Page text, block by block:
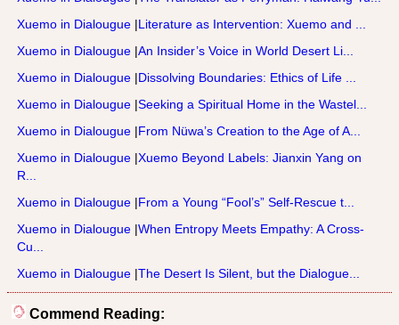
Xuemo in Dialougue |Literature as Intervention: Xuemo and ...
Xuemo in Dialougue |An Insider’s Voice in World Desert Li...
Xuemo in Dialougue |Dissolving Boundaries: Ethics of Life ...
Xuemo in Dialougue |Seeking a Spiritual Home in the Wastel...
Xuemo in Dialougue |From Nüwa’s Creation to the Age of A...
Xuemo in Dialougue |Xuemo Beyond Labels: Jianxin Yang on
R...
Xuemo in Dialougue |From a Young “Fool’s” Self-Rescue t...
Xuemo in Dialougue |When Entropy Meets Empathy: A Cross-
Cu...
Xuemo in Dialougue |The Desert Is Silent, but the Dialogue...
Commend Reading: